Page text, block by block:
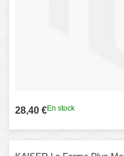
28,40 €En stock